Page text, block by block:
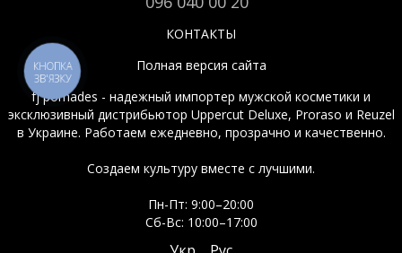
КОНТАКТЫ
Полная версия сайта
fj pomades - надежный импортер мужской косметики и
эксклюзивный дистрибьютор Uppercut Deluxe, Proraso и Reuzel
в Украине. Работаем ежедневно, прозрачно и качественно.
Создаем культуру вместе с лучшими.
Пн-Пт: 9:00–20:00
Сб-Вс: 10:00–17:00
КНОПКА
ЗВ'ЯЗКУ